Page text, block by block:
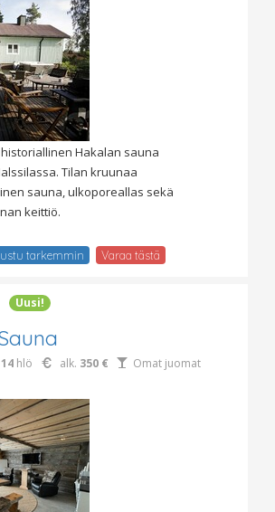
Hakalan sauna
Tilan kruunaa
sauna, ulkoporeallas sekä
keittiö.
tarkemmin Varaa tästä
Uusi!
14 hlö alk. 350 €
Omat juomat